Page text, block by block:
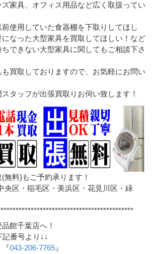
家具、オフィス用品など広く取扱ってい
使用していた食器棚を下取りしてほし
なった大型家具を買取してほしい！など
できない大型家具に関してもご相談下さ
買取しておりますので、お気軽にお問い
タッフが出張買取りお伺い致します！
無料)もご予約承ります！
央区・稲毛区・美浜区・花見川区・緑
館千葉店へ！
番号より↓↓
043-206-7765』